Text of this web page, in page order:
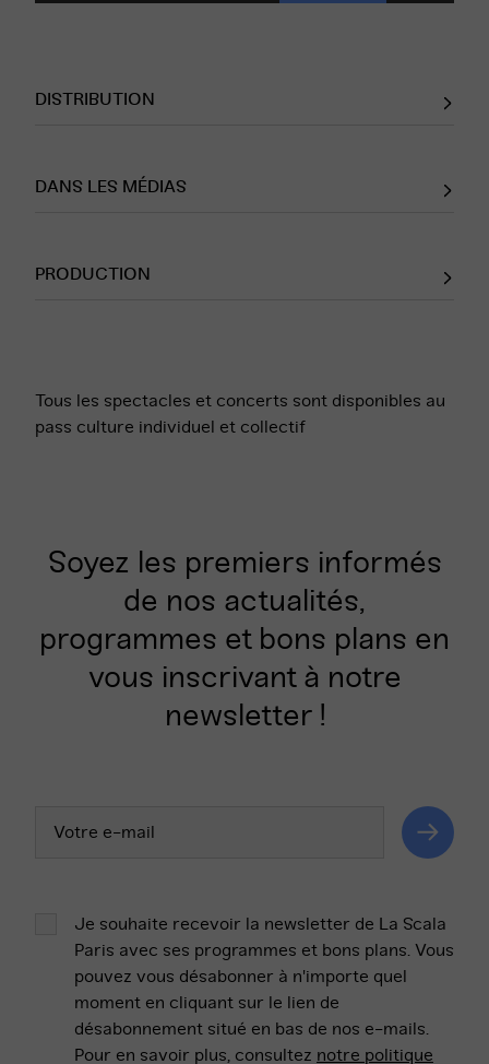
DISTRIBUTION
DANS LES MÉDIAS
PRODUCTION
Tous les spectacles et concerts sont disponibles au
pass culture individuel et collectif
Soyez les premiers informés
de nos actualités,
programmes et bons plans en
vous inscrivant à notre
newsletter !
email
Valider
Je souhaite recevoir la newsletter de La Scala
Paris avec ses programmes et bons plans. Vous
pouvez vous désabonner à n'importe quel
moment en cliquant sur le lien de
désabonnement situé en bas de nos e-mails.
Pour en savoir plus, consultez notre politique